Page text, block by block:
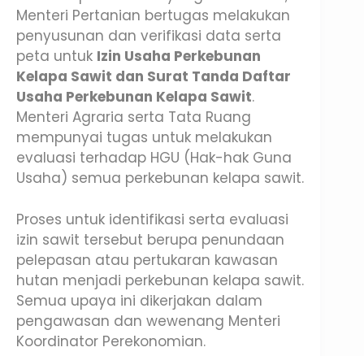
Menteri Pertanian bertugas melakukan
penyusunan dan verifikasi data serta
peta untuk Izin Usaha Perkebunan
Kelapa Sawit dan Surat Tanda Daftar
Usaha Perkebunan Kelapa Sawit.
Menteri Agraria serta Tata Ruang
mempunyai tugas untuk melakukan
evaluasi terhadap HGU (Hak-hak Guna
Usaha) semua perkebunan kelapa sawit.
Proses untuk identifikasi serta evaluasi
izin sawit tersebut berupa penundaan
pelepasan atau pertukaran kawasan
hutan menjadi perkebunan kelapa sawit.
Semua upaya ini dikerjakan dalam
pengawasan dan wewenang Menteri
Koordinator Perekonomian.